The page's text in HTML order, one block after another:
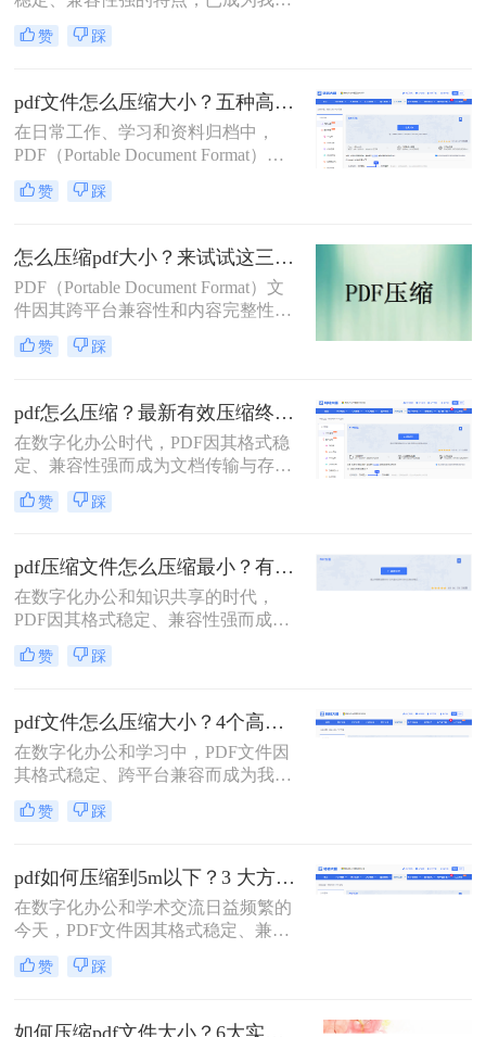
分享文档、报告和论文的首选格式。
然而，过大的PDF文件常常会带来诸
度、占用大量存储空间，甚至可能超
出某些平台的上传限制。因此，掌握
怎么压缩pdf文件大小的技能显得至关
重要。
赞 踩
pdf文件怎么压缩大小？五种高效方法全面解析与实战！
在日常工作、学习和资料归档中，
PDF（Portable Document Format）因
其跨平台、格式固定的特性而成为最
常用的文件格式之一。然而，随之而
不仅占用存储空间，更在邮件发送、
即时通讯传输和网页上传时带来诸多
不便。如何在不显著损失质量的前提
下，有效“瘦身”PDF文件，已成为一
项必备技能。
赞 踩
怎么压缩pdf大小？来试试这三种压缩方式！
PDF（Portable Document Format）文
件因其跨平台兼容性和内容完整性而
广泛应用于各种场合。然而，随着
PDF文件中包含的图片、图表、字体
大，给存储和传输带来了不便。那么
怎么压缩pdf大小呢？为了解决这个问
题，本文将介绍三种压缩PDF大小的
方法。
赞 踩
pdf怎么压缩？最新有效压缩终极指南！
在数字化办公时代，PDF因其格式稳
定、兼容性强而成为文档传输与存档
的首选。然而，高分辨率图片、嵌入
字体和多媒体内容也使得PDF文件体
送、云端存储和即时分享带来了巨大
困扰。如何高效、无损（或视觉无
损）地压缩PDF，成为一个普遍需
求。那么pdf怎么压缩呢？
赞 踩
pdf压缩文件怎么压缩最小？有效压缩方法终极指南！
在数字化办公和知识共享的时代，
PDF因其格式稳定、兼容性强而成为
文档传输的首选。然而，庞大的PDF
文件时常为我们带来困扰：邮箱附件
下载耗时、设备存储空间告急。pdf压
缩文件怎么压缩最小，成为许多人迫
切需要的技能。
赞 踩
pdf文件怎么压缩大小？4个高效传输与存储方法详解！
在数字化办公和学习中，PDF文件因
其格式稳定、跨平台兼容而成为我们
日常交流的首选格式。然而，过大的
PDF文件——无论是包含大量高分辨
书，还是设计精美的产品手册——都
会给邮件发送、云端存储和即时传输
带来诸多不便。幸运的是，通过一系
列高效的方法，我们可以显著减小
PDF文件的体积，而无需牺牲过多的
可读性。那么pdf文件怎么压缩大小
法，从在线工具到专业软件，从自动
赞 踩
pdf如何压缩到5m以下？3 大方法手把手教，轻松过平台限制！
在数字化办公和学术交流日益频繁的
今天，PDF文件因其格式稳定、兼容
性强而成为我们传递信息的主要载
体。然而，一个棘手的问题常常困扰
电子邮件发送简历、在学术平台提交
赞 踩
如何压缩pdf文件大小？6大实用压缩方案深度解析！